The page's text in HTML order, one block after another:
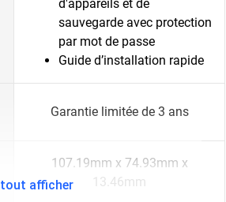
d'appareils et de
sauvegarde avec protection
par mot de passe
Guide d’installation rapide
Garantie limitée de 3 ans
107.19mm x 74.93mm x
13.46mm
tout afficher